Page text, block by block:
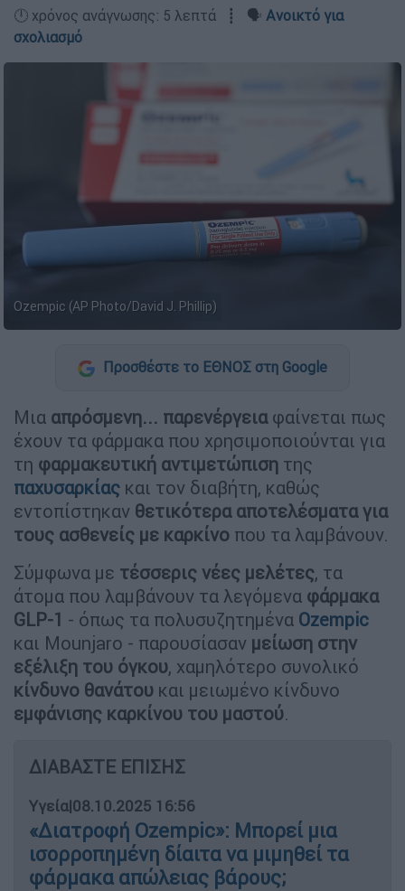
🕛 χρόνος ανάγνωσης: 5 λεπτά ┋ 🗣️ Ανοικτό για
σχολιασμό
Ozempic (AP Photo/David J. Phillip)
Προσθέστε το ΕΘΝΟΣ στη Google
Μια απρόσμενη... παρενέργειαφαίνεται πως
έχουν τα φάρμακα που χρησιμοποιούνται για
τη φαρμακευτική αντιμετώπιση της
παχυσαρκίας και τον διαβήτη, καθώς
εντοπίστηκαν θετικότερα αποτελέσματα για
τους ασθενείς με καρκίνο που τα λαμβάνουν.
Σύμφωνα με τέσσερις νέες μελέτες, τα
άτομα που λαμβάνουν τα λεγόμενα φάρμακα
GLP-1 - όπως τα πολυσυζητημένα Ozempic
και Mounjaro - παρουσίασαν μείωση στην
εξέλιξη του όγκου, χαμηλότερο συνολικό
κίνδυνο θανάτου και μειωμένο κίνδυνο
εμφάνισης καρκίνου του μαστού.
ΔΙΑΒΑΣΤΕ ΕΠΙΣΗΣ
Υγεία|08.10.2025 16:56
«Διατροφή Ozempic»: Μπορεί μια
ισορροπημένη δίαιτα να μιμηθεί τα
φάρμακα απώλειας βάρους;